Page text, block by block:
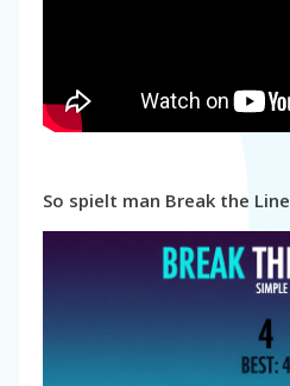
So spielt man Break the Line